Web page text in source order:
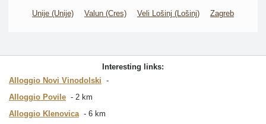
Unije (Unije) Valun (Cres) Veli Lošinj (Lošinj) Zagreb
Interesting links:
Alloggio Novi Vinodolski
Alloggio Povile
2 km
Alloggio Klenovica
6 km